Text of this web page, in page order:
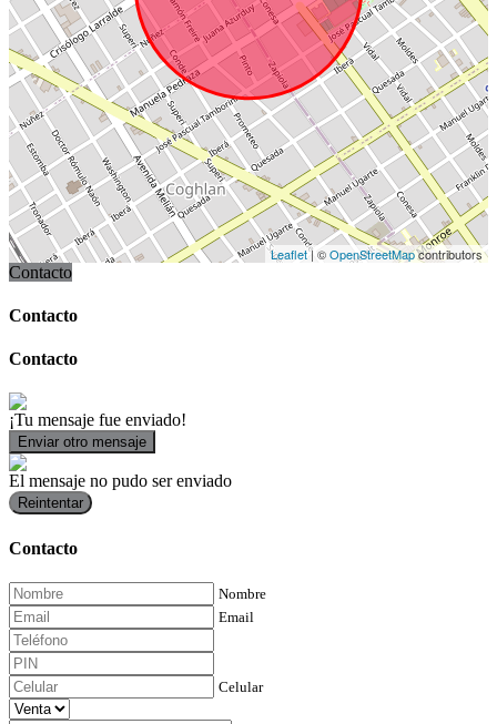
Leaflet| ©OpenStreetMapcontributors
Contacto
Contacto
Contacto
¡Tu mensaje fue enviado!
Enviar otro mensaje
El mensaje no pudo ser enviado
Reintentar
Contacto
Nombre
Email
Celular